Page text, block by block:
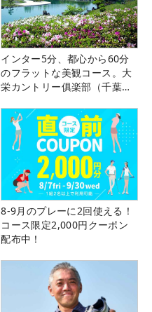
インター5分、都心から60分
のフラットな美観コース。大
栄カントリー俱楽部（千葉
8-9月のプレーに2回使える！
コース限定2,000円クーポン
配布中！